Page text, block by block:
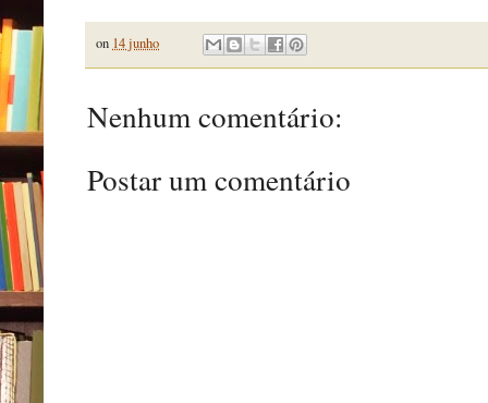
on 14 junho
Nenhum comentário:
Postar um comentário